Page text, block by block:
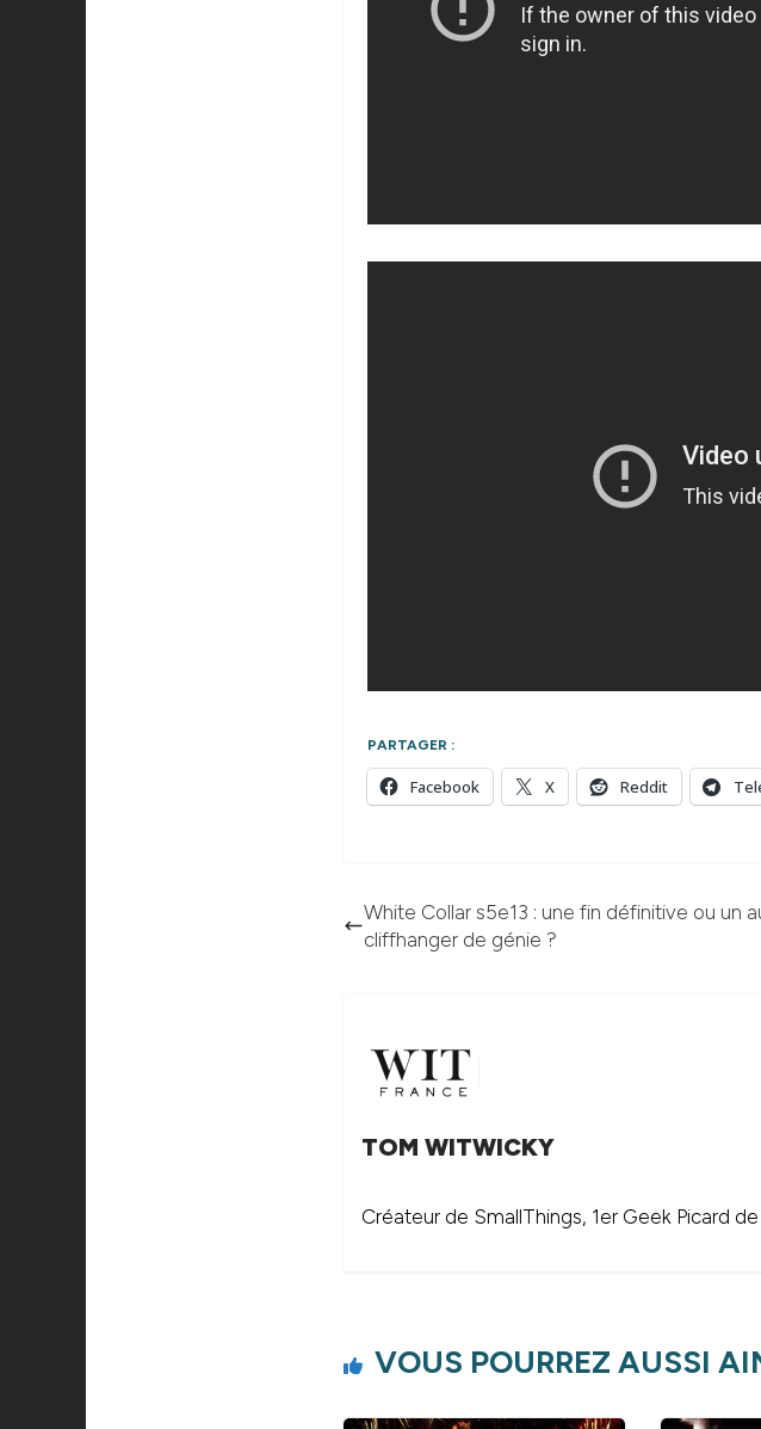
PARTAGER :
Facebook X Reddit
White Collar s5e13 : une fin définitive ou un
cliffhanger de génie ?
TOM WITWICKY
Créateur de SmallThings, 1er Geek Picard
VOUS POURREZ AUSSI